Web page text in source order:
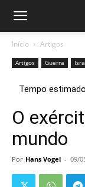
Início Artigos
Artigos Guerra
O
mundo
Por Hans Vogel - 09/